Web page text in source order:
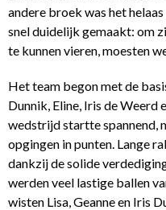
andere broek was het
snel duidelijk gemaakt: om
te kunnen vieren, moesten
Het team begon met de
Dunnik, Eline, Iris de Weerd
wedstrijd startte spannend,
opgingen in punten. Lange
dankzij de solide
werden veel lastige ballen
wisten Lisa, Geanne en Iris